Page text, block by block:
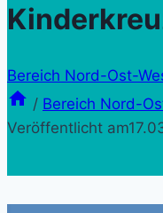
Bereich Nord-Ost-
/ Bereich Nord-
Veröffentlicht am